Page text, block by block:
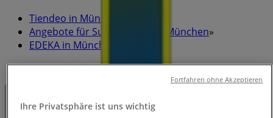
Tiendeo in München
Angebote für Supermärkte in München»
EDEKA in München
EDEKA | Türkenstraße 77
Geschlossen
Ihre Privatsphäre ist uns wichtig
Fortfahren ohne Akzeptieren